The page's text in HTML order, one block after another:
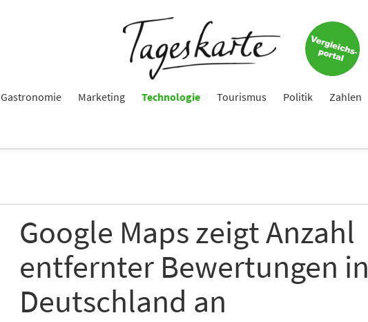
Gastronomie Marketing Technologie Tourismus Politik Zahlen
Google Maps zeigt Anzahl
entfernter Bewertungen in
Deutschland an